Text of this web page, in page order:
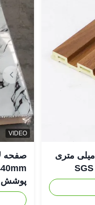
پانل دیواری WPC داخلی 15 میلی متری
VIDEO
پوشش